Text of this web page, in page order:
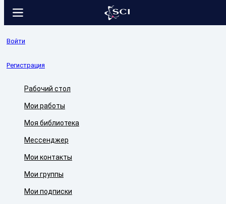
Войти
Регистрация
Рабочий стол
Мои работы
Моя библиотека
Мессенджер
Мои контакты
Мои группы
Мои подписки